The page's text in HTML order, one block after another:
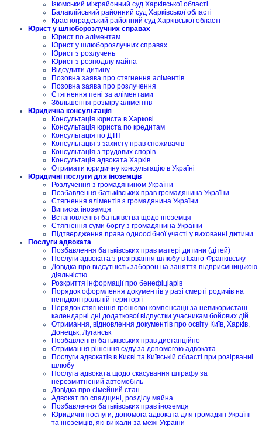
Ізюмський міжрайонний суд Харківської області
Балаклійський районний суд Харківської області
Красноградський районний суд Харківської області
Юрист у шлюборозлучних справах
Юрист по аліментам
Юрист у шлюборозлучних справах
Юрист з розлучень
Юрист з розподілу майна
Відсудити дитину
Позовна заява про стягнення аліментів
Позовна заява про розлучення
Стягнення пені за аліментами
Збільшення розміру аліментів
Юридична консультація
Консультація юриста в Харкові
Консультація юриста по кредитам
Консультація по ДТП
Консультація з захисту прав споживачів
Консультація з трудових спорів
Консультація адвоката Харків
Отримати юридичну консультацію в Україні
Юридичні послуги для іноземців
Розлучення з громадянином України
Позбавлення батьківських прав громадянина України
Стягнення аліментів з громадянина України
Виписка іноземця
Встановлення батьківства щодо іноземця
Стягнення суми боргу з громадянина України
Підтвердження права одноосібної участі у вихованні дитини
Послуги адвоката
Позбавлення батьківських прав матері дитини (дітей)
Послуги адвоката з розірвання шлюбу в Івано-Франківську
Довідка про відсутність заборон на заняття підприємницькою
діяльністю
Розкриття інформації про бенефіціарів
Порядок оформлення документів у разі смерті родичів на
непідконтрольній території
Порядок стягнення грошової компенсації за невикористані
календарні дні додаткової відпустки учасникам бойових дій
Отримання, відновлення документів про освіту Київ, Харків,
Донецьк, Луганськ
Позбавлення батьківських прав дистанційно
Отримання рішення суду за допомогою адвоката
Послуги адвокатів в Києві та Київській області при розірванні
шлюбу
Послуга адвоката щодо скасування штрафу за
нерозмитнений автомобіль
Довідка про сімейний стан
Адвокат по спадщині, розділу майна
Позбавлення батьківських прав іноземця
Юридичні послуги, допомога адвоката для громадян Україні
та іноземців, які виїхали за межі України